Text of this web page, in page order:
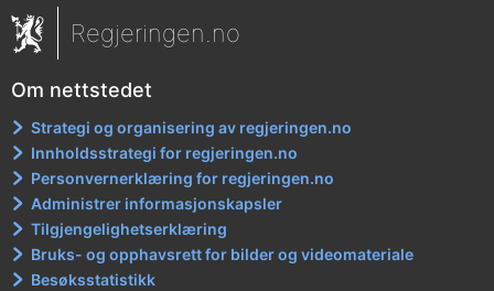
Regjeringen.no
Om nettstedet
Strategi og organisering av regjeringen.no
Innholdsstrategi for regjeringen.no
Personvernerklæring for regjeringen.no
Administrer informasjonskapsler
Tilgjengelighetserklæring
Bruks- og opphavsrett for bilder og videomateriale
Besøksstatistikk